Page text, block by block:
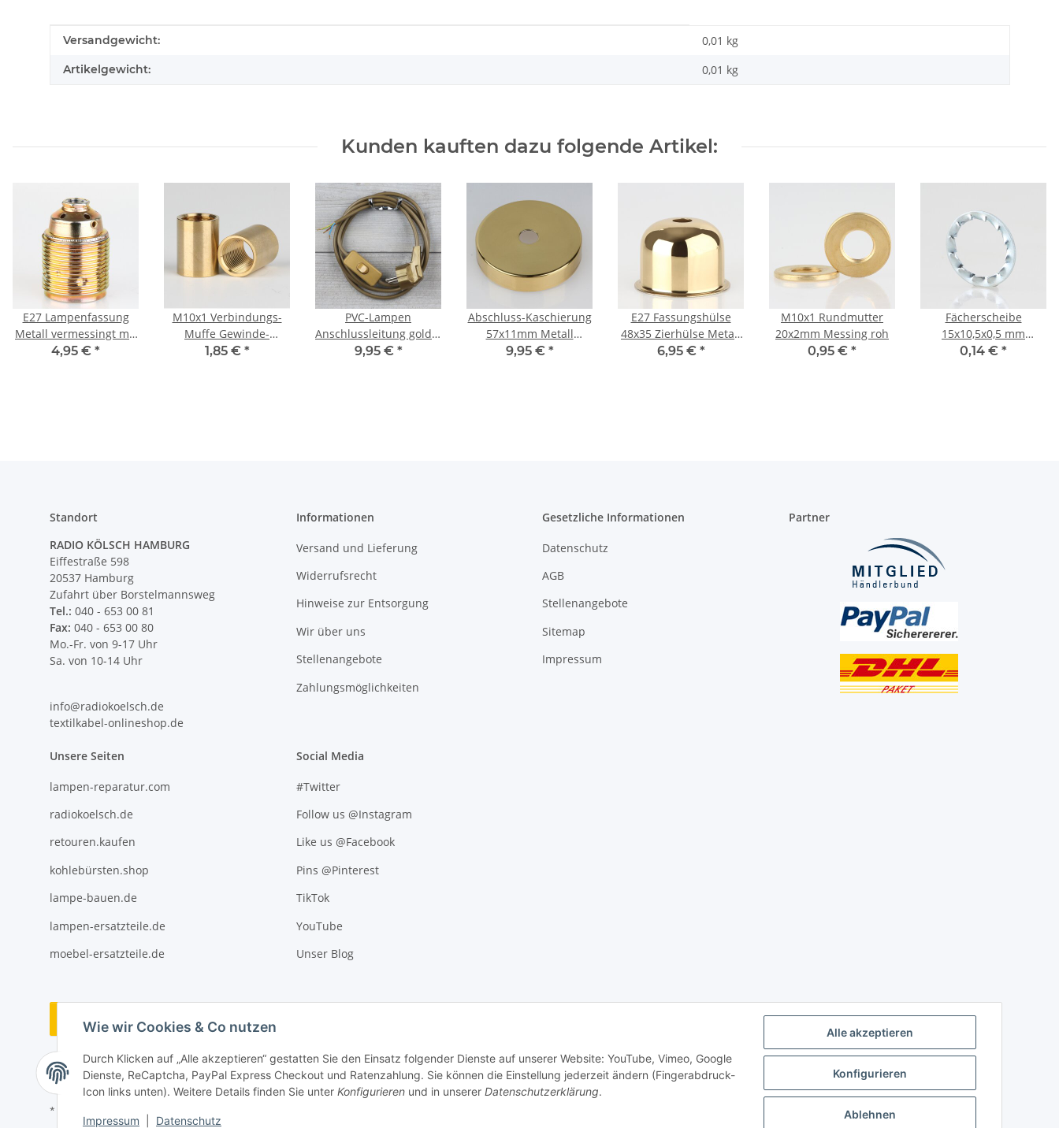
Alle akzeptieren
Konfigurieren
Ablehnen
Wie wir Cookies & Co nutzen
Durch Klicken auf „Alle akzeptieren“ gestatten Sie den Einsatz folgender Dienste auf unserer Website: YouTube, Vimeo, Google
Dienste, ReCaptcha, PayPal Express Checkout und Ratenzahlung. Sie können die Einstellung jederzeit ändern (Fingerabdruck-
Icon links unten). Weitere Details finden Sie unter Konfigurieren und in unserer Datenschutzerklärung.
Impressum Datenschutz
Produkteigenschaft
Wert
Versandgewicht: 0,01 kg
Artikelgewicht: 0,01 kg
Kunden kauften dazu folgende Artikel:
E27 Lampenfassung
Metall vermessingt mit
Gewindemantel und
4,95 € *
M10x1 Verbindungs-
Muffe Gewinde-
Adapter 12x16mm
1,85 € *
PVC-Lampen
Anschlussleitung gold 2
Meter 3-adrig mit
9,95 € *
Abschluss-Kaschierung
57x11mm Metall
Messing poliert mit
9,95 € *
E27 Fassungshülse
48x35 Zierhülse Metall
Messing poliert für
6,95 € *
M10x1 Rundmutter
20x2mm Messing roh
0,95 € *
Fächerscheibe
15x10,5x0,5 mm
verzinkt (für M10
0,14 € *
Standort
RADIO KÖLSCH HAMBURG
Eiffestraße 598
20537 Hamburg
Zufahrt über Borstelmannsweg
Tel.: 040 - 653 00 81
Fax: 040 - 653 00 80
Mo.-Fr. von 9-17 Uhr
Sa. von 10-14 Uhr
info@radiokoelsch.de
textilkabel-onlineshop.de
Informationen
Versand und Lieferung
Widerrufsrecht
Hinweise zur Entsorgung
Wir über uns
Stellenangebote
Zahlungsmöglichkeiten
Gesetzliche Informationen
Datenschutz
AGB
Stellenangebote
Sitemap
Impressum
Partner
Unsere Seiten
lampen-reparatur.com
radiokoelsch.de
retouren.kaufen
kohlebürsten.shop
lampe-bauen.de
lampen-ersatzteile.de
moebel-ersatzteile.de
Social Media
#Twitter
Follow us @Instagram
Like us @Facebook
Pins @Pinterest
TikTok
YouTube
Unser Blog
Vertrag widerrufen
* Alle Preise inkl. gesetzlicher USt., ** siehe Lieferbedingungen, zzgl.